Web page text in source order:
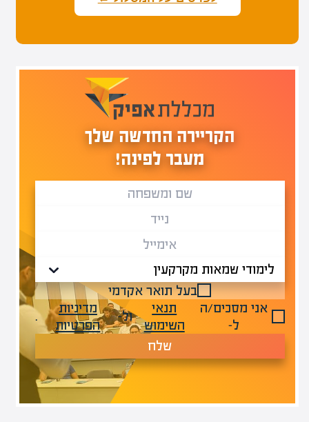
הקריירה החדשה שלך
מעבר לפינה!
בעל תואר אקדמי
אני מסכים/ה
ל-
תנאי
השימוש
ול-
מדיניות
הפרטיות
.
שלח